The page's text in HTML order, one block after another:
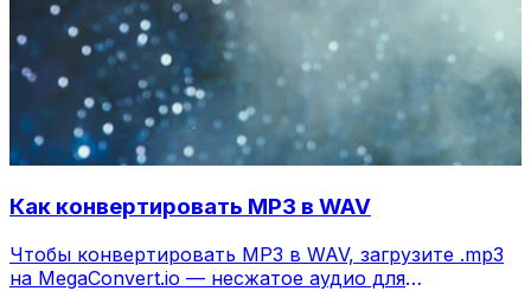
Как конвертировать MP3 в WAV
Чтобы конвертировать MP3 в WAV, загрузите .mp3
на MegaConvert.io — несжатое аудио для